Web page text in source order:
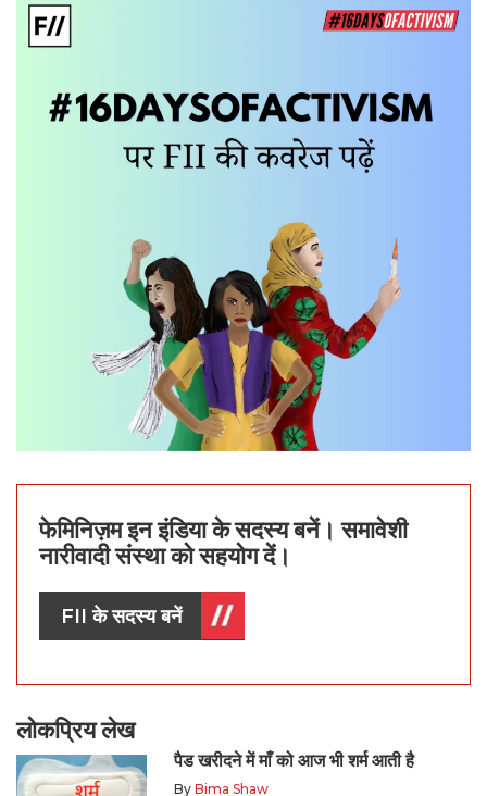
फेमिनिज़म इन इंडिया के सदस्य बनें। समावेशी
नारीवादी संस्था को सहयोग दें।
FII के सदस्य बनें
लोकप्रिय लेख
पैड खरीदने में माँ को आज भी शर्म आती है
By Bima Shaw